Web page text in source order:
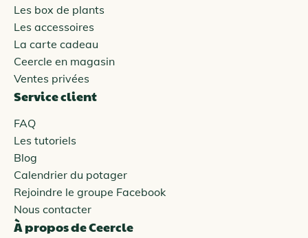
Les box de plants
Les accessoires
La carte cadeau
Ceercle en magasin
Ventes privées
Service client
FAQ
Les tutoriels
Blog
Calendrier du potager
Rejoindre le groupe Facebook
Nous contacter
À propos de Ceercle